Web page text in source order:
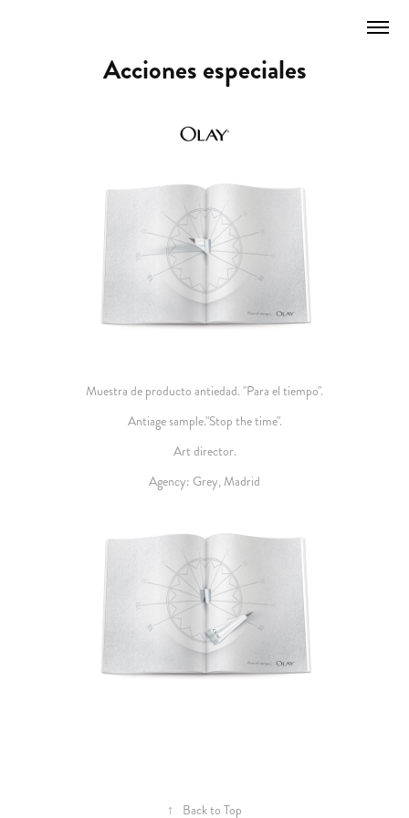
Acciones especiales
Muestra de producto antiedad. "Para el tiempo".
Antiage sample."Stop the time".
Art director.
Agency: Grey, Madrid
↑ Back to Top